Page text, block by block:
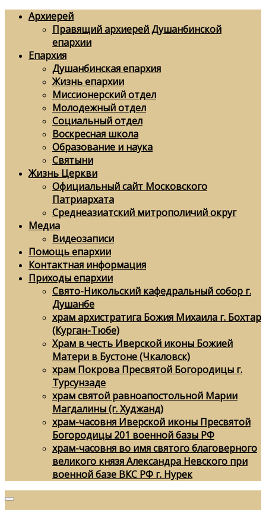
Архиерей
Правящий архиерей Душанбинской
епархии
Епархия
Душанбинская епархия
Жизнь епархии
Миссионерский отдел
Молодежный отдел
Социальный отдел
Воскресная школа
Образование и наука
Святыни
Жизнь Церкви
Официальный сайт Московского
Патриархата
Среднеазиатский митрополичий округ
Медиа
Видеозаписи
Помощь епархии
Контактная информация
Приходы епархии
Свято-Никольский кафедральный собор г.
Душанбе
храм архистратига Божия Михаила г. Бохтар
(Курган-Тюбе)
Храм в честь Иверской иконы Божией
Матери в Бустоне (Чкаловск)
храм Покрова Пресвятой Богородицы г.
Турсунзаде
храм святой равноапостольной Марии
Магдалины (г. Худжанд)
храм-часовня Иверской иконы Пресвятой
Богородицы 201 военной базы РФ
храм-часовня во имя святого благоверного
великого князя Александра Невского при
военной базе ВКС РФ г. Нурек